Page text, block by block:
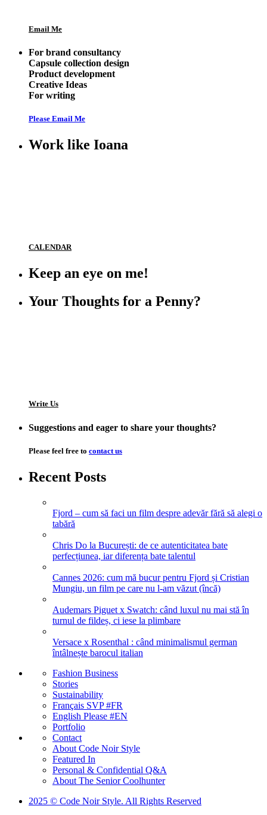
Email Me
For brand consultancy
Capsule collection design
Product development
Creative Ideas
For writing
Please Email Me
Work like Ioana
CALENDAR
Keep an eye on me!
Your Thoughts for a Penny?
Write Us
Suggestions and eager to share your thoughts?
Please feel free to contact us
Recent Posts
Fjord – cum să faci un film despre adevăr fără să alegi o
tabără
Chris Do la București: de ce autenticitatea bate
perfecțiunea, iar diferența bate talentul
Cannes 2026: cum mă bucur pentru Fjord și Cristian
Mungiu, un film pe care nu l-am văzut (încă)
Audemars Piguet x Swatch: când luxul nu mai stă în
turnul de fildeș, ci iese la plimbare
Versace x Rosenthal : când minimalismul german
întâlnește barocul italian
Fashion Business
Stories
Sustainability
Français SVP #FR
English Please #EN
Portfolio
Contact
About Code Noir Style
Featured In
Personal & Confidential Q&A
About The Senior Coolhunter
2025 © Code Noir Style. All Rights Reserved